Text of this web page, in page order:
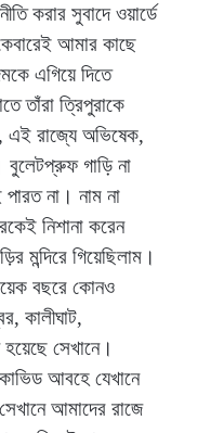
করার সুবাদে ওয়ার্ডে
আমার কাছে
এগিয়ে দিতে
তাঁরা ত্রিপুরাকে
এই রাজ্যে অভিষেক,
বুলেটপ্রুফ গাড়ি না
না। নাম না
নিশানা করেন
মন্দিরে গিয়েছিলাম।
বছরে কোনও
কালীঘাট,
সেখানে।
আবহে যেখানে
আমাদের রাজে